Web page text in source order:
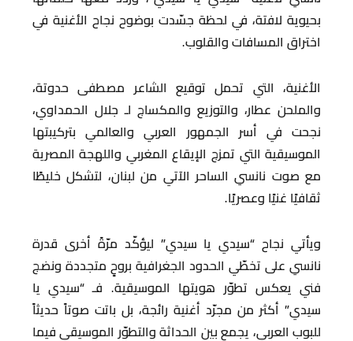
بحيوية لافتة، في لحظة جسّدت بوضوح نجاح الأغنية في
اختراق المسافات والقلوب.
الأغنية، التي تحمل توقيع الشاعر مصطفى حدوتة،
والملحن عطار، والتوزيع والمكساج لـ جلال الحمداوي،
نجحت في أسر الجمهور العربي والعالمي بتركيبتها
الموسيقية التي تمزج الإيقاع المغربي واللهجة المصرية
مع صوت نانسي الساحر الآتي من لبنان، لتشكل خليطًا
ثقافيًا غنيًا وعصريًا.
ويأتي نجاح “سيدي يا سيدي” ليؤكّد مرّةً أخرى قدرة
نانسي على تخطّي الحدود الجغرافية بروحٍ متجددة ونضج
فني يعكس تطوّر هويتها الموسيقية. فـ “سيدي يا
سيدي” أكثر من مجرّد أغنية رائجة، بل باتت صوتاً حديثاً
للبوب العربي، يجمع بين الحداثة والتطوّر الموسيقي فيما